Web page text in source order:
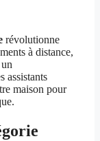
révolutionne
à distance,
assistants
maison pour